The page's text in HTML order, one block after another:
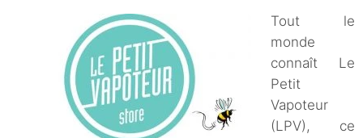
Tout le
monde
connaît Le
Petit
Vapoteur
(LPV), ce